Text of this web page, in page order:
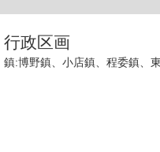
行政区画
鎮:博野鎮、小店鎮、程委鎮、